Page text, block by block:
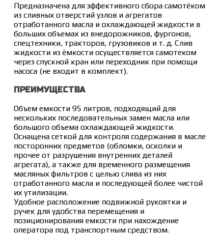
Предназначена для эффективного сбора самотёком
из сливных отверстий узлов и агрегатов
отработанного масла и охлаждающей жидкости в
больших объемах из внедорожников, фургонов,
спецтехники, тракторов, грузовиков и т. д. Слив
жидкости из ёмкости осуществляется самотеком
через спускной кран или переходник при помощи
насоса (не входит в комплект).
ПРЕИМУЩЕСТВА
Объем емкости 95 литров, подходящий для
нескольких последовательных замен масла или
большого объема охлаждающей жидкости.
Оснащена сеткой для контроля содержания в масле
посторонних предметов (обломки, осколки и
прочее от разрушения внутренних деталей
агрегата), а также для временного размещения
масляных фильтров с целью слива из них
отработанного масла и последующей более чистой
их утилизации.
Удобное расположение подвижной рукоятки и
ручек для удобства перемещения и
позиционирования емкости при нахождение
оператора под транспортным средством.